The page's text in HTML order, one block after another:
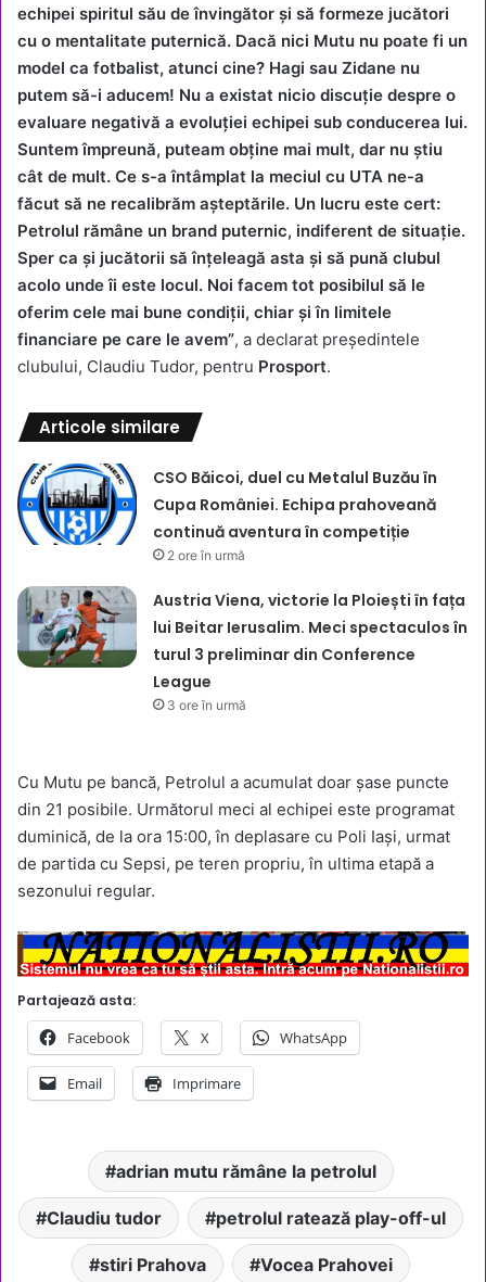
echipei spiritul său de învingător și să formeze jucători
cu o mentalitate puternică. Dacă nici Mutu nu poate fi un
model ca fotbalist, atunci cine? Hagi sau Zidane nu
putem să-i aducem! Nu a existat nicio discuție despre o
evaluare negativă a evoluției echipei sub conducerea lui.
Suntem împreună, puteam obține mai mult, dar nu știu
cât de mult. Ce s-a întâmplat la meciul cu UTA ne-a
făcut să ne recalibrăm așteptările. Un lucru este cert:
Petrolul rămâne un brand puternic, indiferent de situație.
Sper ca și jucătorii să înțeleagă asta și să pună clubul
acolo unde îi este locul. Noi facem tot posibilul să le
oferim cele mai bune condiții, chiar și în limitele
financiare pe care le avem”, a declarat președintele
clubului, Claudiu Tudor, pentru Prosport.
Articole similare
CSO Băicoi, duel cu Metalul Buzău în
Cupa României. Echipa prahoveană
continuă aventura în competiție
2 ore în urmă
Austria Viena, victorie la Ploiești în fața
lui Beitar Ierusalim. Meci spectaculos în
turul 3 preliminar din Conference
League
3 ore în urmă
Cu Mutu pe bancă, Petrolul a acumulat doar șase puncte
din 21 posibile. Următorul meci al echipei este programat
duminică, de la ora 15:00, în deplasare cu Poli Iași, urmat
de partida cu Sepsi, pe teren propriu, în ultima etapă a
sezonului regular.
Partajează asta:
Facebook X WhatsApp
Email Imprimare
adrian mutu rămâne la petrolul
Claudiu tudor petrolul ratează play-off-ul
stiri Prahova Vocea Prahovei